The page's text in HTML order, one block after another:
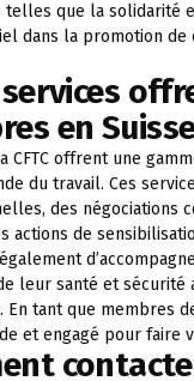
telles que la solidarité
dans la promotion
en
CFTC offrent une
du travail. Ces
des négociations
actions de
leur santé et sécurité
tant que membres
et engagé pour faire